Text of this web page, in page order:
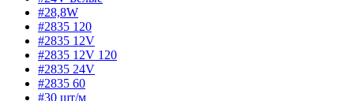
#28,8W
#2835 120
#2835 12V
#2835 12V 120
#2835 24V
#2835 60
#30 шт/м